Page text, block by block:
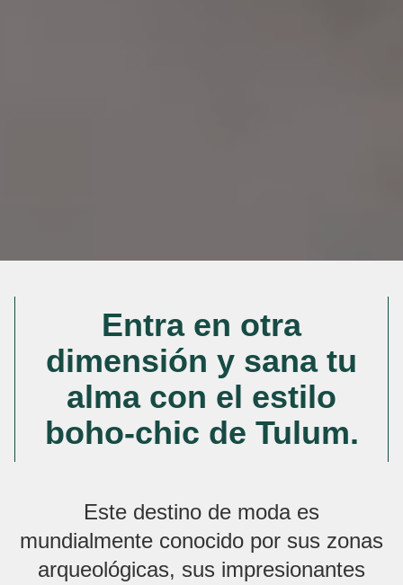
Entra en otra
dimensión y sana tu
alma con el estilo
boho-chic de Tulum.
Este destino de moda es
mundialmente conocido por sus zonas
arqueológicas, sus impresionantes